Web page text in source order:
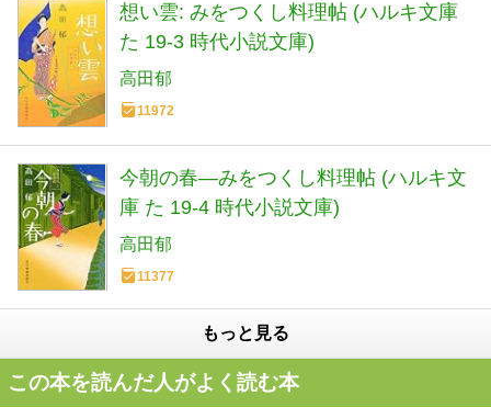
想い雲: みをつくし料理帖 (ハルキ文庫
た 19-3 時代小説文庫)
高田郁
11972
今朝の春―みをつくし料理帖 (ハルキ文
庫 た 19-4 時代小説文庫)
高田郁
11377
もっと見る
この本を読んだ人がよく読む本